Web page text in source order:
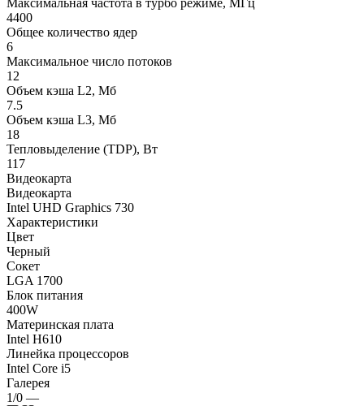
Максимальная частота в турбо режиме, МГц
4400
Общее количество ядер
6
Максимальное число потоков
12
Объем кэша L2, Мб
7.5
Объем кэша L3, Мб
18
Тепловыделение (TDP), Вт
117
Видеокарта
Видеокарта
Intel UHD Graphics 730
Характеристики
Цвет
Черный
Сокет
LGA 1700
Блок питания
400W
Материнская плата
Intel H610
Линейка процессоров
Intel Core i5
Галерея
1/0 —